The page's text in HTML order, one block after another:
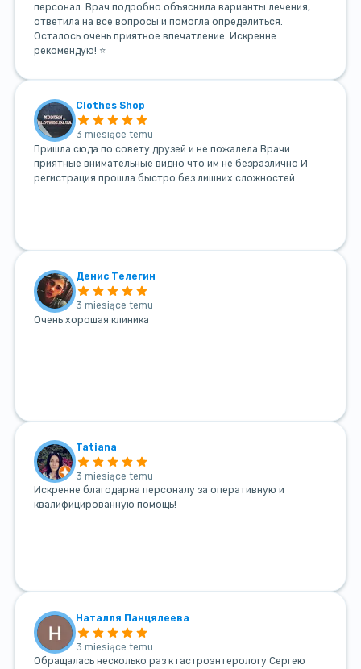
персонал. Врач подробно объяснила варианты лечения,
ответила на все вопросы и помогла определиться.
Осталось очень приятное впечатление. Искренне
рекомендую! ⭐
Clothes Shop
3 miesiące temu
Пришла сюда по совету друзей и не пожалела Врачи
приятные внимательные видно что им не безразлично И
регистрация прошла быстро без лишних сложностей
Денис Телегин
3 miesiące temu
Очень хорошая клиника
Tatiana
3 miesiące temu
Искренне благодарна персоналу за оперативную и
квалифицированную помощь!
Наталля Панцялеева
3 miesiące temu
Обращалась несколько раз к гастроэнтерологу Сергею